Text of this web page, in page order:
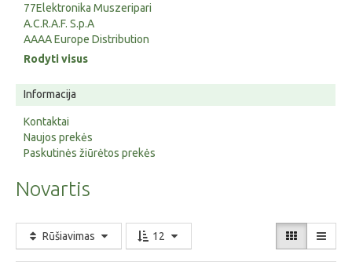
77Elektronika Muszeripari
A.C.R.A.F. S.p.A
AAAA Europe Distribution
Rodyti visus
Informacija
Kontaktai
Naujos prekės
Paskutinės žiūrėtos prekės
Novartis
Rūšiavimas 12